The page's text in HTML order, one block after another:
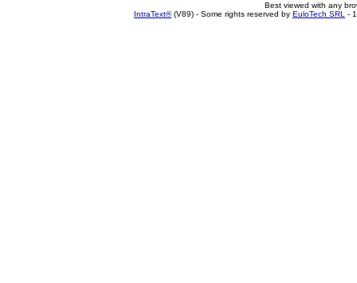
Best viewed with any
IntraText®(V89) - Some rights reserved by EuloTech SRL -